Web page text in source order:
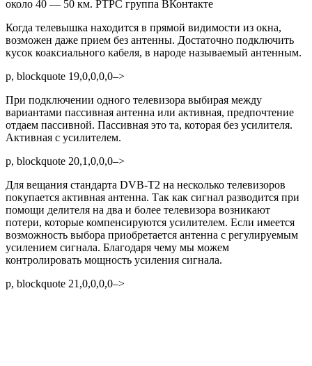
около 40 — 50 км. РТРС группа ВКонтакте
Когда телевышка находится в прямой видимости из окна,
возможен даже прием без антенны. Достаточно подключить
кусок коаксиального кабеля, в народе называемый антенным.
p, blockquote 19,0,0,0,0–>
При подключении одного телевизора выбирая между
вариантами пассивная антенна или активная, предпочтение
отдаем пассивной. Пассивная это та, которая без усилителя.
Активная с усилителем.
p, blockquote 20,1,0,0,0–>
Для вещания стандарта DVB-T2 на несколько телевизоров
покупается активная антенна. Так как сигнал разводится при
помощи делителя на два и более телевизора возникают
потери, которые компенсируются усилителем. Если имеется
возможность выбора приобретается антенна с регулируемым
усилением сигнала. Благодаря чему мы можем
контролировать мощность усиления сигнала.
p, blockquote 21,0,0,0,0–>